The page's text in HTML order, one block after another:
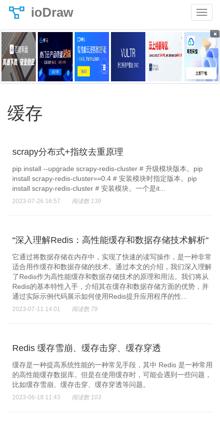
ioDraw
×
缓存
scrapy分布式+指纹去重原理
pip install --upgrade scrapy-redis-cluster # 升级模块版本。pip
install scrapy-redis-cluster==0.4 # 安装模块时指定版本。pip
install scrapy-redis-cluster # 安装模块。一个是it...
2023-07-26 16:57 阅读数 139
“深入理解Redis：高性能缓存和数据存储技术解析“
它通过将数据存储在内存中，实现了快速的读写操作，是一种非常
适合用作缓存和数据存储的技术。通过本文的介绍，我们深入理解
了Redis作为高性能缓存和数据存储技术的原理和用法。我们将从
Redis的基本特性入手，介绍其在缓存和数据存储方面的优势，并
通过实际示例代码展示如何使用Redis提升应用程序的性...
2023-07-11 14:01 阅读数 79
Redis 缓存雪崩、缓存击穿、缓存穿透
缓存是一种提高系统性能的一种常见手段，其中 Redis 是一种常用
的高性能缓存数据库。但是在使用缓存时，可能会遇到一些问题，
比如缓存雪崩、缓存击穿、缓存穿透等问题。
2023-06-18 11:43 阅读数 103